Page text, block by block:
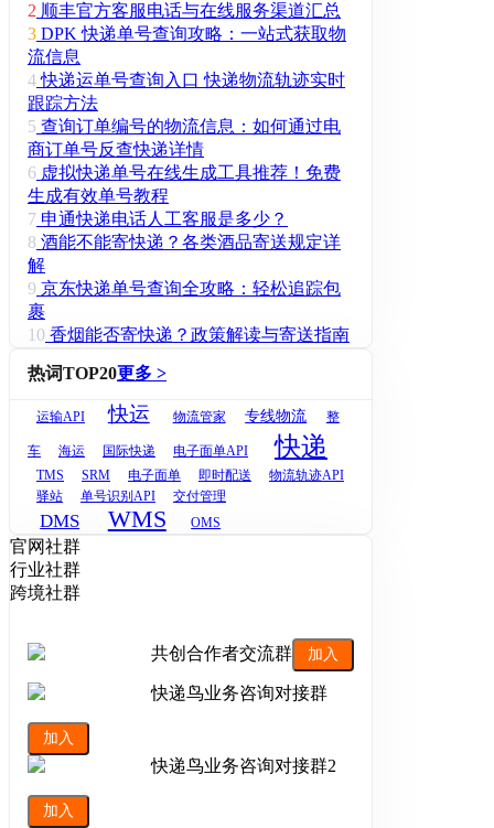
2 顺丰官方客服电话与在线服务渠道汇总
3 DPK 快递单号查询攻略：一站式获取物
流信息
4 快递运单号查询入口 快递物流轨迹实时
跟踪方法
5 查询订单编号的物流信息：如何通过电
商订单号反查快递详情
6 虚拟快递单号在线生成工具推荐！免费
生成有效单号教程
7 申通快递电话人工客服是多少？
8 酒能不能寄快递？各类酒品寄送规定详
解
9 京东快递单号查询全攻略：轻松追踪包
裹
10 香烟能否寄快递？政策解读与寄送指南
热词TOP20更多 >
运输API 快运 物流管家 专线物流 整
车 海运 国际快递 电子面单API 快递
TMS SRM 电子面单 即时配送
物流轨迹API
驿站
单号识别API 交付管理
DMS WMS OMS
官网社群
行业社群
跨境社群
共创合作者交流群 加入
快递鸟业务咨询对接群
加入
快递鸟业务咨询对接群2
加入